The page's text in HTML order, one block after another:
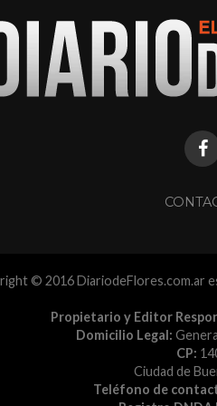
© 2016 DiariodeFlores.com.ar
Propietario y Editor
Domicilio Legal:
CP:
Ciudad de
Teléfono de